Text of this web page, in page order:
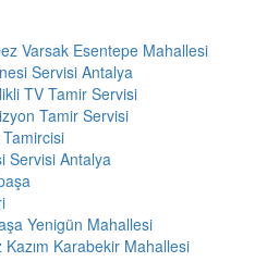
Varsak Esentepe Mahallesi
Servisi Antalya
TV Tamir Servisi
Tamir Servisi
Servisi Antalya
Yenigün Mahallesi
Karabekir Mahallesi